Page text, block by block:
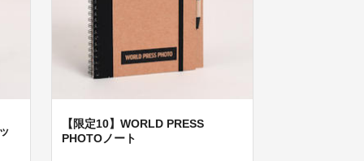
【限定10】WORLD PRESS
PHOTOノート